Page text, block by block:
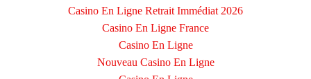
Casino En Ligne Retrait Immédiat 2026
Casino En Ligne France
Casino En Ligne
Nouveau Casino En Ligne